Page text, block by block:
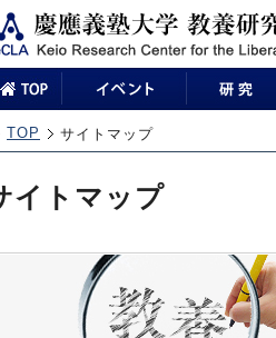
TOP サイトマップ
イトマップ